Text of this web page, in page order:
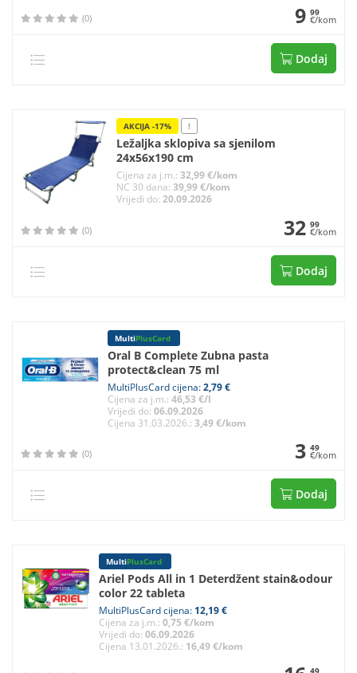
(0) 9 99
€/kom
Dodaj
AKCIJA -17% !
Ležaljka sklopiva sa sjenilom
24x56x190 cm
Cijena za j.m.:32,99 €/kom
NC 30 dana:39,99 €/kom
Vrijedi do:20.09.2026
(0) 32 99
€/kom
Dodaj
MultiPlusCard
Oral B Complete Zubna pasta
protect&clean 75 ml
MultiPlusCard cijena:2,79 €
Cijena za j.m.:46,53 €/l
Vrijedi do:06.09.2026
Cijena 31.03.2026.:3,49 €/kom
(0) 3 49
€/kom
Dodaj
MultiPlusCard
Ariel Pods All in 1 Deterdžent stain&odour
color 22 tableta
MultiPlusCard cijena: 12,19 €
Cijena za j.m.:0,75 €/kom
Vrijedi do:06.09.2026
Cijena 13.01.2026.: 16,49 €/kom
49